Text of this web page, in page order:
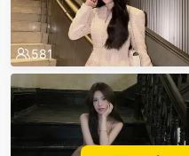
581